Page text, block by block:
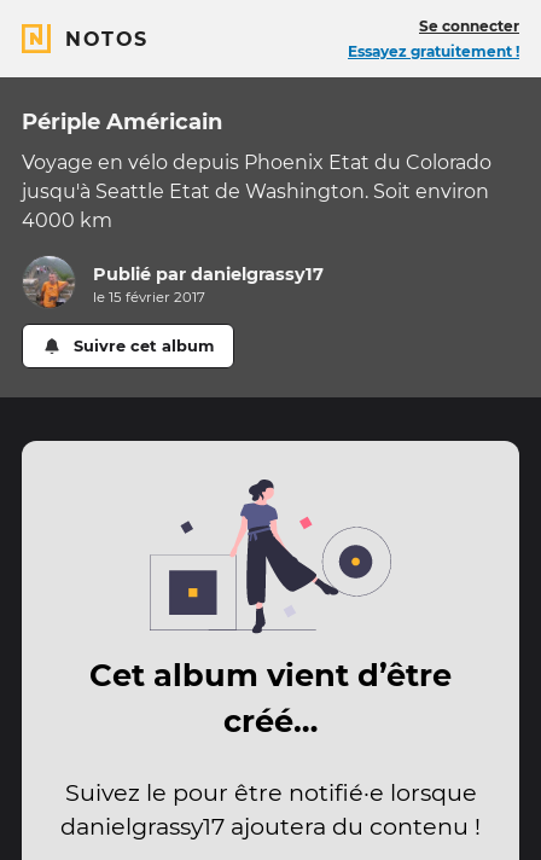
NOTOS
Se connecter
Essayez gratuitement !
Périple Américain
Voyage en vélo depuis Phoenix Etat du Colorado
jusqu'à Seattle Etat de Washington. Soit environ
4000 km
Publié pardanielgrassy17
le 15 février 2017
Suivre cet album
Cet album vient d’être
créé…
Suivez le pour être notifié·e lorsque
danielgrassy17 ajoutera du contenu !